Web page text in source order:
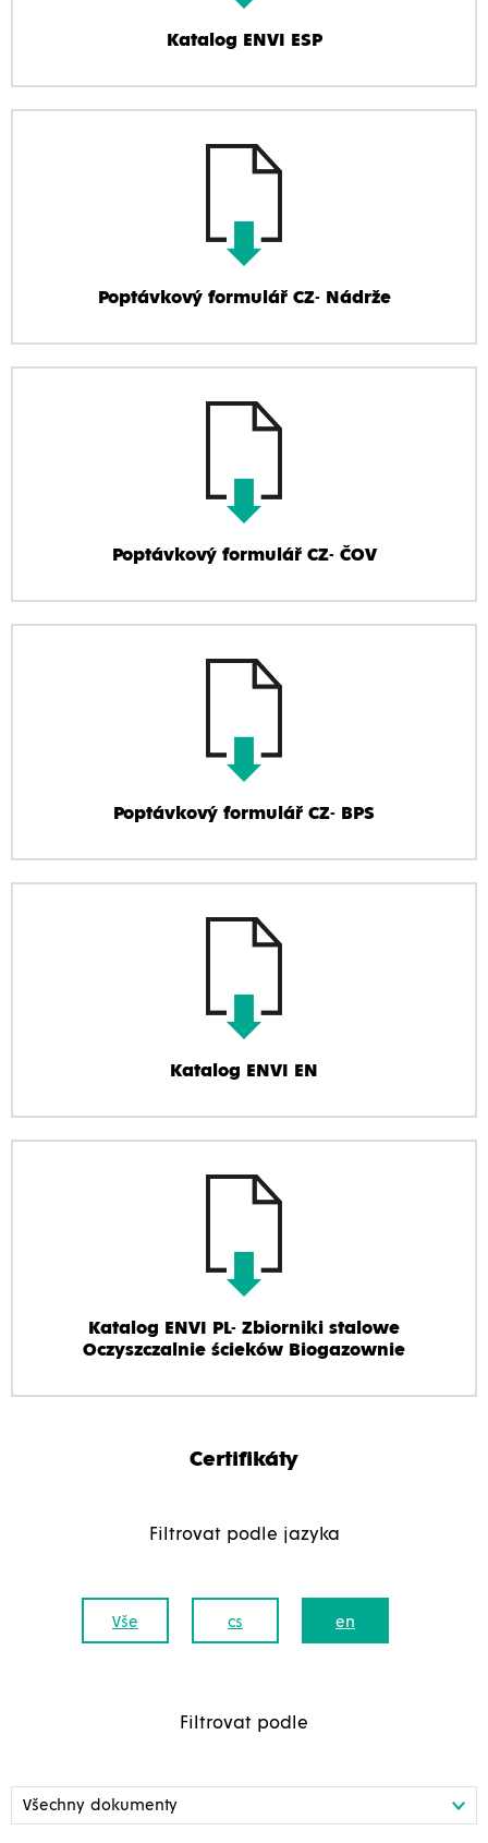
Katalog ENVI ESP
Poptávkový formulář CZ- Nádrže
Poptávkový formulář CZ- ČOV
Poptávkový formulář CZ- BPS
Katalog ENVI EN
Katalog ENVI PL- Zbiorniki stalowe
Oczyszczalnie ścieków Biogazownie
Certifikáty
Filtrovat podle jazyka
Vše cs en
Filtrovat podle